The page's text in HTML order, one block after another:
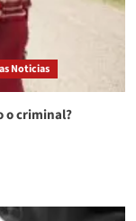
Noticias
o criminal?